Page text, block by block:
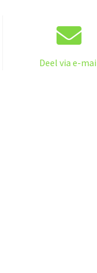
Deel via e-